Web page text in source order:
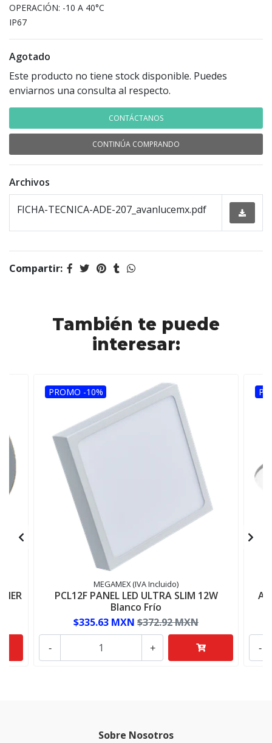
OPERACIÓN: -10 A 40°C
IP67
Agotado
Este producto no tiene stock disponible. Puedes
enviarnos una consulta al respecto.
CONTÁCTANOS
CONTINÚA COMPRANDO
Archivos
FICHA-TECNICA-ADE-207_avanlucemx.pdf
Compartir:
También te puede
interesar:
PROMO -10%
MEGAMEX (IVA Incluido)
PCL12F PANEL LED ULTRA SLIM 12W
Blanco Frío
$335.63 MXN $372.92 MXN
+
- -
Sobre Nosotros